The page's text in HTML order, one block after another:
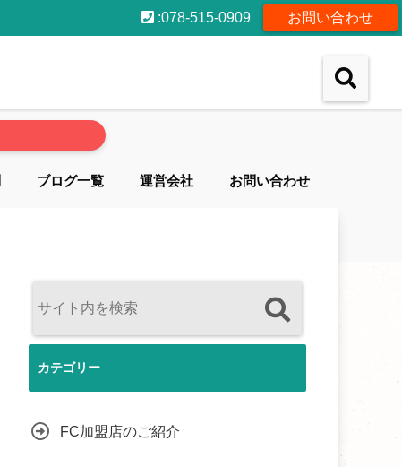
お問い合わせ
:078-515-0909
ブログ一覧 運営会社 お問い合わせ
カテゴリー
FC加盟店のご紹介